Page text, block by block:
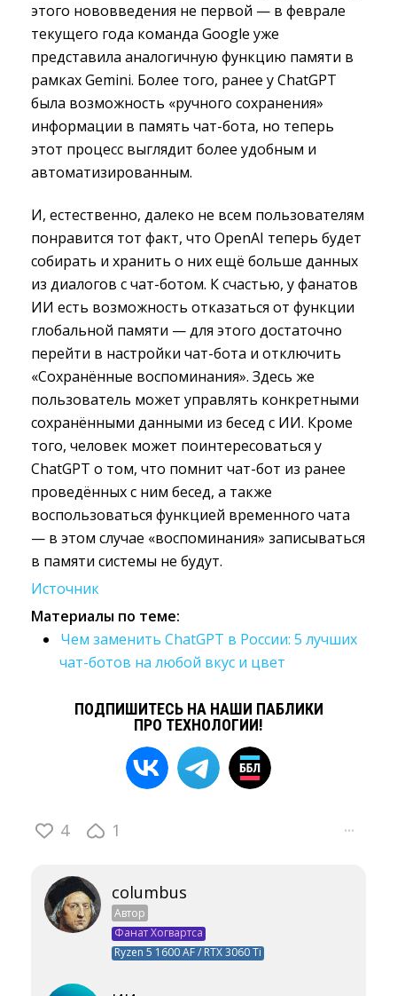
этого нововведения не первой — в феврале
текущего года команда Google уже
представила аналогичную функцию памяти в
рамках Gemini. Более того, ранее у ChatGPT
была возможность «ручного сохранения»
информации в память чат-бота, но теперь
этот процесс выглядит более удобным и
автоматизированным.
И, естественно, далеко не всем пользователям
понравится тот факт, что OpenAI теперь будет
собирать и хранить о них ещё больше данных
из диалогов с чат-ботом. К счастью, у фанатов
ИИ есть возможность отказаться от функции
глобальной памяти — для этого достаточно
перейти в настройки чат-бота и отключить
«Сохранённые воспоминания». Здесь же
пользователь может управлять конкретными
сохранёнными данными из бесед с ИИ. Кроме
того, человек может поинтересоваться у
ChatGPT о том, что помнит чат-бот из ранее
проведённых с ним бесед, а также
воспользоваться функцией временного чата
— в этом случае «воспоминания» записываться
в памяти системы не будут.
Источник
Материалы по теме:
Чем заменить ChatGPT в России: 5 лучших
чат-ботов на любой вкус и цвет
ПОДПИШИТЕСЬ НА НАШИ ПАБЛИКИ
ПРО ТЕХНОЛОГИИ!
4 1 ···
columbus
Автор
Фанат Хогвартса
Ryzen 5 1600 AF / RTX 3060 Ti